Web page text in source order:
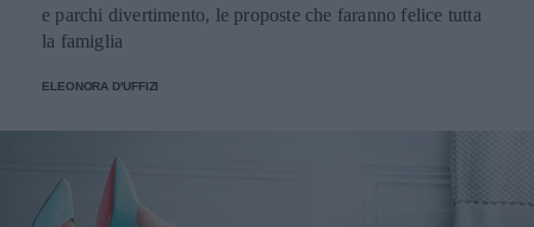
e parchi divertimento, le proposte che faranno felice tutta
la famiglia
ELEONORA D'UFFIZI